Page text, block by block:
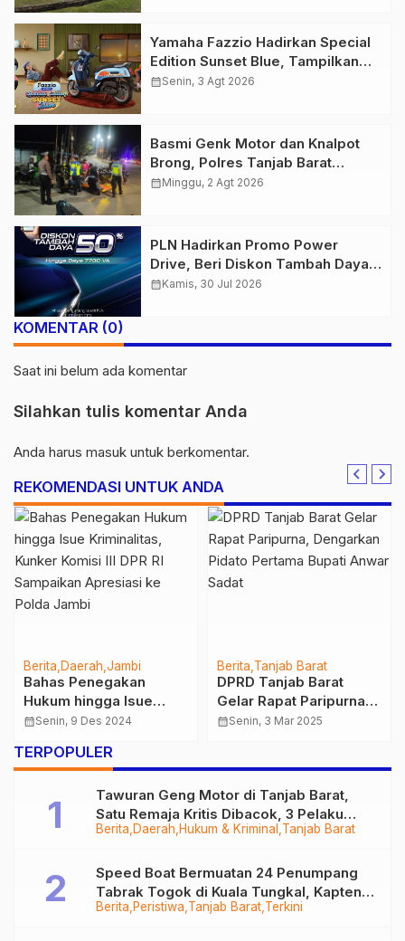
Yamaha Fazzio Hadirkan Special
Edition Sunset Blue, Tampilkan
Nuansa Retro Summer yang
calendar_monthSenin, 3 Agt 2026
Basmi Genk Motor dan Knalpot
Brong, Polres Tanjab Barat
Amankan Belasan Kendaraan
calendar_monthMinggu, 2 Agt 2026
PLN Hadirkan Promo Power
Drive, Beri Diskon Tambah Daya
50% di Ajang GIIAS 2026
calendar_monthKamis, 30 Jul 2026
KOMENTAR (0)
Saat ini belum ada komentar
Silahkan tulis komentar Anda
Anda harus masuk untuk berkomentar.
REKOMENDASI UNTUK ANDA
Berita Daerah Jambi
Bahas Penegakan
Hukum hingga Isue
Kriminalitas, Kunker
Sampaikan Apresiasi
ke Polda Jambi
calendar_monthSenin, 9 Des 2024
Berita Tanjab Barat
DPRD Tanjab Barat
Gelar Rapat Paripurna,
Dengarkan Pidato
calendar_monthSenin, 3 Mar 2025
TERPOPULER
Berita Daerah Hukum & Kriminal Tanjab Barat
Tawuran Geng Motor di Tanjab Barat,
Satu Remaja Kritis Dibacok, 3 Pelaku
Ditangkap
Berita Peristiwa Tanjab Barat Terkini
Speed Boat Bermuatan 24 Penumpang
Tabrak Togok di Kuala Tungkal, Kapten
Sempat Hilang